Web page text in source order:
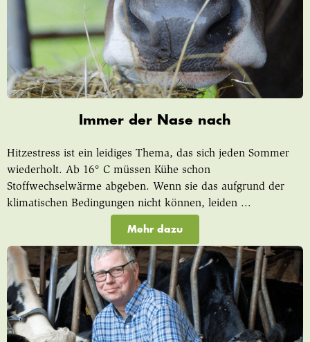
Immer der Nase nach
Hitzestress ist ein leidiges Thema, das sich jeden Sommer
wiederholt. Ab 16° C müssen Kühe schon
Stoffwechselwärme abgeben. Wenn sie das aufgrund der
klimatischen Bedingungen nicht können, leiden ...
Mehr dazu